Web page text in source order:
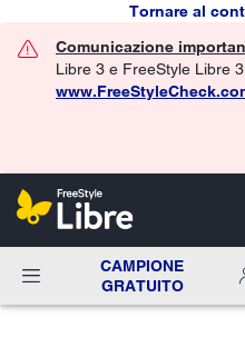
Tornare al
Comunicazione
Libre 3 e FreeStyle Libre
CAMPIONE
GRATUITO